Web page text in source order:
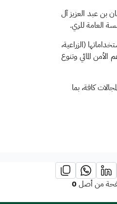
بن عبد العزيز آل
العامة للري.
(الزراعية،
المائي وتنوع
كافة، بما
من أصل0